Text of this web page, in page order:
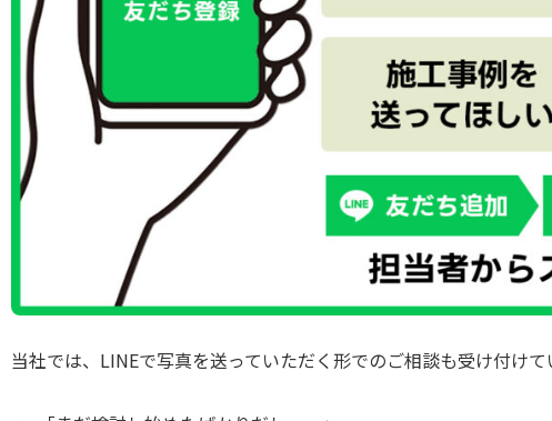
当社では、LINEで写真を送っていただく形でのご相談も受け付けて